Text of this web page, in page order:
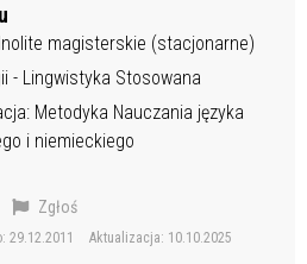
magisterskie (stacjonarne)
- Lingwistyka Stosowana
Metodyka Nauczania języka
i niemieckiego
29.12.2011 Aktualizacja: 10.10.2025
Zgłoś